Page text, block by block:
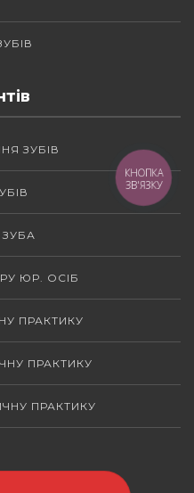
ЗУБІВ
ЮР. ОСІБ
ПРАКТИКУ
ПРАКТИКУ
ПРАКТИКУ
КНОПКА
ЗВ'ЯЗКУ